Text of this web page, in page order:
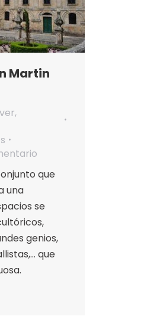
Martin
,
que
una
se
genios,
que